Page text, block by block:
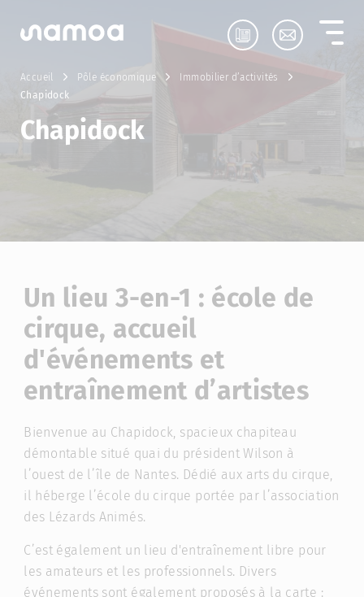
Accueil Pôle économique
Immobilier d’activités
Chapidock
Chapidock
Un lieu 3-en-1 : école de
cirque, accueil
d'événements et
entraînement d’artistes
Bienvenue au Chapidock, spacieux chapiteau
démontable situé quai du président Wilson à
l’ouest de l’île de Nantes. Dédié aux arts du cirque,
il héberge l’école du cirque portée par l’association
des Lézards Animés.
C’est également un lieu d'entraînement libre pour
les amateurs et les professionnels. Divers
événements sont également proposés à la carte :